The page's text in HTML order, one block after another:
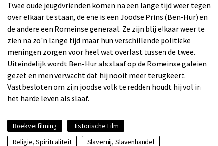
Twee oude jeugdvrienden komen na een lange tijd weer tegen
over elkaar te staan, de ene is een Joodse Prins (Ben-Hur) en
de andere een Romeinse generaal. Ze zijn blij elkaar weer te
zien na zo'n lange tijd maar hun verschillende politieke
meningen zorgen voor heel wat overlast tussen de twee.
Uiteindelijk wordt Ben-Hur als slaaf op de Romeinse galeien
gezet en men verwacht dat hij nooit meer terugkeert.
Vastbesloten om zijn joodse volk te redden houdt hij vol in
het harde leven als slaaf.
Boekverfilming
Historische Film
Religie, Spiritualiteit
Slavernij, Slavenhandel